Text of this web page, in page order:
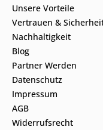
Unsere Vorteile
Vertrauen &
Nachhaltigkeit
Blog
Partner Werden
Datenschutz
Impressum
AGB
Widerrufsrecht